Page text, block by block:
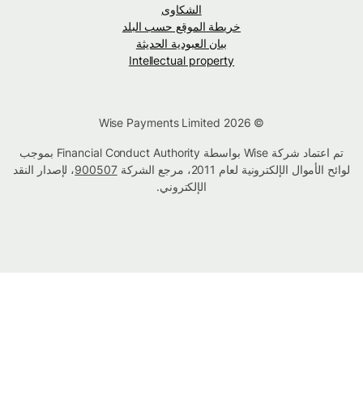
الشكاوى
خريطة الموقع حسب البلد
بيان العبودية الحديثة
Intellectual property
تم اعتماد شركة Wise بواسطة Financial Conduct Authority بموجب
لوائح الأموال الإلكترونية لعام 2011، مرجع الشركة
900507، لإصدار النقد
الإلكتروني.